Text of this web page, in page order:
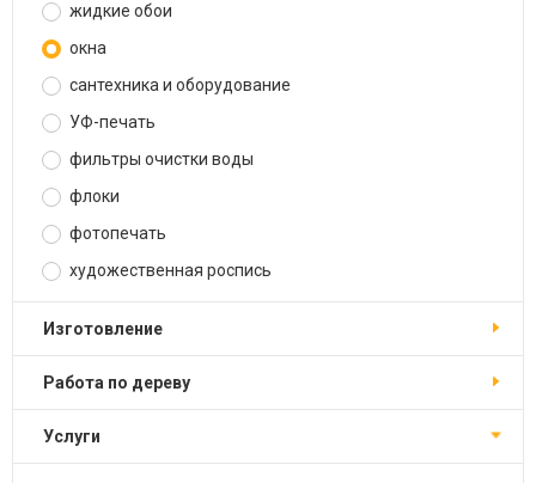
жидкие обои
окна
сантехника и оборудование
УФ-печать
фильтры очистки воды
флоки
фотопечать
художественная роспись
изготовление
работа по дереву
услуги